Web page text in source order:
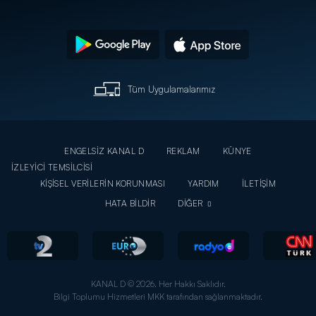
Tüm Uygulamalarımız
ENGELSİZ KANAL D REKLAM
KÜNYE
İZLEYİCİ TEMSİLCİSİ
KİŞİSEL VERİLERİN KORUNMASI
YARDIM
İLETİŞİM
HATA BİLDİR
DİĞER
KANAL D © 2026. Her Hakkı Saklıdır.
Bilgi Toplumu Hizmetleri MKK tarafından sağlanmaktadır.